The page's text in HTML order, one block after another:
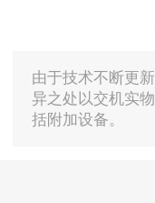
由于技术不断更
异之处以交机实
括附加设备。